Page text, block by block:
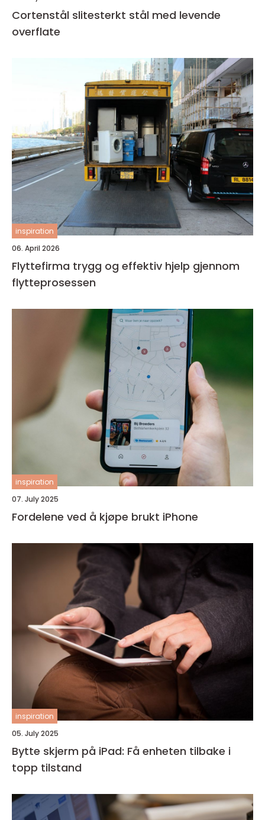
Cortenstål slitesterkt stål med levende
overflate
inspiration
06. April 2026
Flyttefirma trygg og effektiv hjelp gjennom
flytteprosessen
inspiration
07. July 2025
Fordelene ved å kjøpe brukt iPhone
inspiration
05. July 2025
Bytte skjerm på iPad: Få enheten tilbake i
topp tilstand